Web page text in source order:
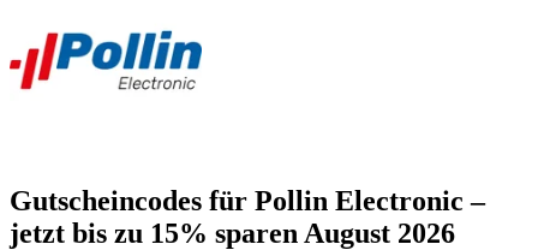
Gutscheincodes für Pollin Electronic –
jetzt bis zu 15% sparen August 2026